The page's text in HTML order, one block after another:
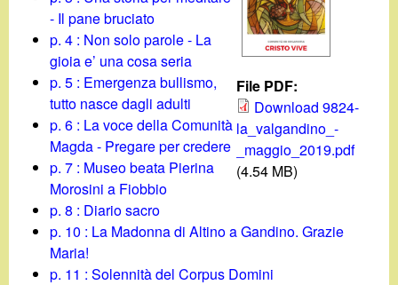
c
e
r
c
a
File PDF:
Download 9824-
la_valgandino_-
_maggio_2019.pdf
(4.54 MB)
- Il pane bruciato
p. 4 : Non solo parole - La
gioia e’ una cosa seria
p. 5 : Emergenza bullismo,
tutto nasce dagli adulti
p. 6 : La voce della Comunità
Magda - Pregare per credere
p. 7 : Museo beata Pierina
Morosini a Fiobbio
p. 8 : Diario sacro
p. 10 : La Madonna di Altino a Gandino. Grazie
Maria!
p. 11 : Solennità del Corpus Domini